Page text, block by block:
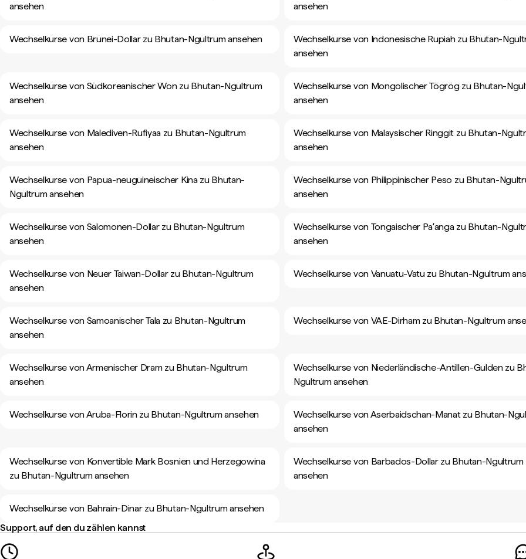
ansehen
ansehen
Wechselkurse von Brunei-Dollar zu Bhutan-Ngultrum ansehen
Wechselkurse von Indonesische Rupiah zu Bhutan-
ansehen
Wechselkurse von Südkoreanischer Won zu Bhutan-Ngultrum
ansehen
Wechselkurse von Mongolischer Tögrög zu Bhutan-
ansehen
Wechselkurse von Malediven-Rufiyaa zu Bhutan-Ngultrum
ansehen
Wechselkurse von Malaysischer Ringgit zu Bhutan-
ansehen
Wechselkurse von Papua-neuguineischer Kina zu Bhutan-
Ngultrum ansehen
Wechselkurse von Philippinischer Peso zu Bhutan-
ansehen
Wechselkurse von Salomonen-Dollar zu Bhutan-Ngultrum
ansehen
Wechselkurse von Tongaischer Paʻanga zu Bhutan-
ansehen
Wechselkurse von Neuer Taiwan-Dollar zu Bhutan-Ngultrum
ansehen
Wechselkurse von Vanuatu-Vatu zu Bhutan-Ngultrum
Wechselkurse von Samoanischer Tala zu Bhutan-Ngultrum
ansehen
Wechselkurse von VAE-Dirham zu Bhutan-Ngultrum
Wechselkurse von Armenischer Dram zu Bhutan-Ngultrum
ansehen
Wechselkurse von Niederländische-Antillen-Gulden zu
Ngultrum ansehen
Wechselkurse von Aruba-Florin zu Bhutan-Ngultrum ansehen
Wechselkurse von Aserbaidschan-Manat zu Bhutan-
ansehen
Wechselkurse von Konvertible Mark Bosnien und Herzegowina
zu Bhutan-Ngultrum ansehen
Wechselkurse von Barbados-Dollar zu Bhutan-Ngultrum
ansehen
Wechselkurse von Bahrain-Dinar zu Bhutan-Ngultrum ansehen
Support, auf den du zählen kannst